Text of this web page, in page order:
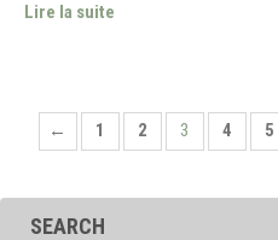
Lire la suite
← 1 2 3 4 5
SEARCH